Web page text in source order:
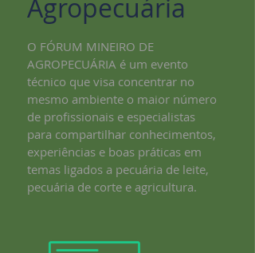
Agropecuária
O FÓRUM MINEIRO DE
AGROPECUÁRIA é um evento
técnico que visa concentrar no
mesmo ambiente o maior número
de profissionais e especialistas
para compartilhar conhecimentos,
experiências e boas práticas em
temas ligados a pecuária de leite,
pecuária de corte e agricultura.